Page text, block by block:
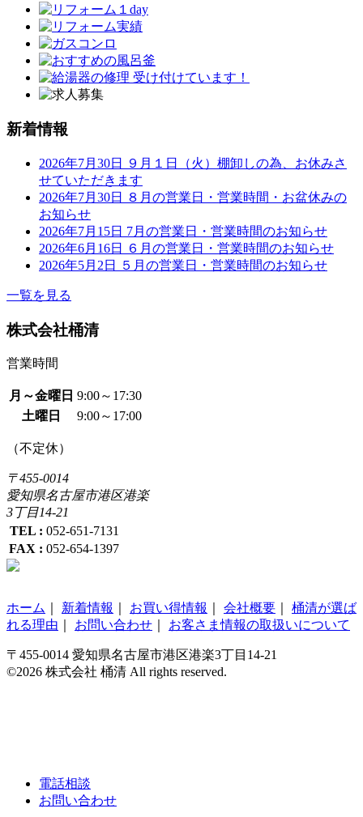
新着情報
2026年7月30日
９月１日（火）棚卸しの為、お休みさ
せていただきます
2026年7月30日
８月の営業日・営業時間・お盆休みの
お知らせ
2026年7月15日 7月の営業日・営業時間のお知らせ
2026年6月16日
６月の営業日・営業時間のお知らせ
2026年5月2日
５月の営業日・営業時間のお知らせ
一覧を見る
株式会社桶清
営業時間
月～金曜日 9:00～17:30
土曜日
9:00～17:00
（不定休）
〒455-0014
愛知県名古屋市港区港楽
3丁目14-21
TEL : 052-651-7131
FAX : 052-654-1397
ホーム 新着情報 お買い得情報 会社概要
桶清が選ば
れる理由
お問い合わせ お客さま情報の取扱いについて
〒455-0014 愛知県名古屋市港区港楽3丁目14-21
©2026 株式会社 桶清 All rights reserved.
電話相談
お問い合わせ